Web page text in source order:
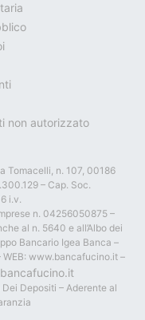
non autorizzato
Tomacelli, n. 107, 00186
– Cap. Soc.
i.v.
n. 04256050875 –
al n. 5640 e all’Albo dei
Bancario Igea Banca –
WEB: www.bancafucino.it –
Depositi – Aderente al